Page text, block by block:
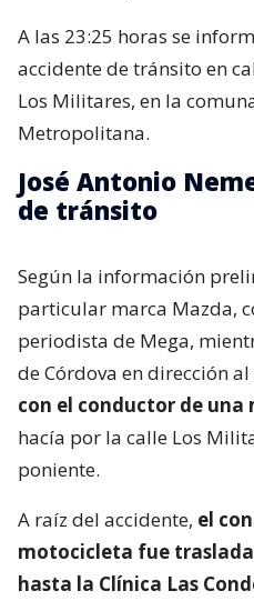
A las 23:25 horas se
accidente de tránsito en
Los Militares, en la
Metropolitana.
José Antonio
de tránsito
Según la información
particular marca Mazda,
periodista de Mega,
de Córdova en dirección al
con el conductor de
hacía por la calle Los
poniente.
A raíz del accidente, el
motocicleta fue
hasta la Clínica Las